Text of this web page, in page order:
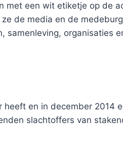
met een wit etiketje op de
de media en de
samenleving, organisaties
en in december 2014
slachtoffers van